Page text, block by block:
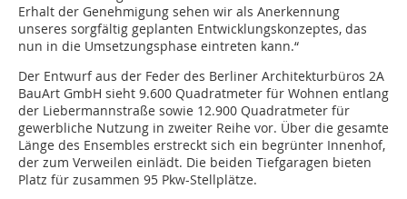
Erhalt der Genehmigung sehen wir als Anerkennung
unseres sorgfältig geplanten Entwicklungskonzeptes, das
nun in die Umsetzungsphase eintreten kann.“
Der Entwurf aus der Feder des Berliner Architekturbüros 2A
BauArt GmbH sieht 9.600 Quadratmeter für Wohnen entlang
der Liebermannstraße sowie 12.900 Quadratmeter für
gewerbliche Nutzung in zweiter Reihe vor. Über die gesamte
Länge des Ensembles erstreckt sich ein begrünter Innenhof,
der zum Verweilen einlädt. Die beiden Tiefgaragen bieten
Platz für zusammen 95 Pkw-Stellplätze.